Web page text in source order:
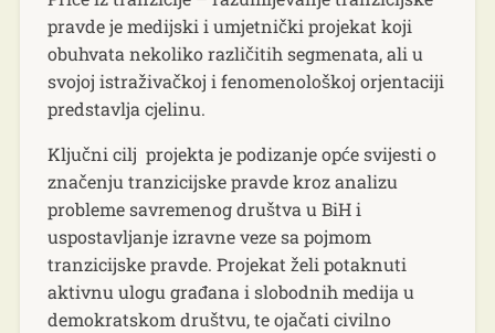
pravde je medijski i umjetnički projekat koji
obuhvata nekoliko različitih segmenata, ali u
svojoj istraživačkoj i fenomenološkoj orjentaciji
predstavlja cjelinu.
Ključni cilj projekta je podizanje opće svijesti o
značenju tranzicijske pravde kroz analizu
probleme savremenog društva u BiH i
uspostavljanje izravne veze sa pojmom
tranzicijske pravde. Projekat želi potaknuti
aktivnu ulogu građana i slobodnih medija u
demokratskom društvu, te ojačati civilno